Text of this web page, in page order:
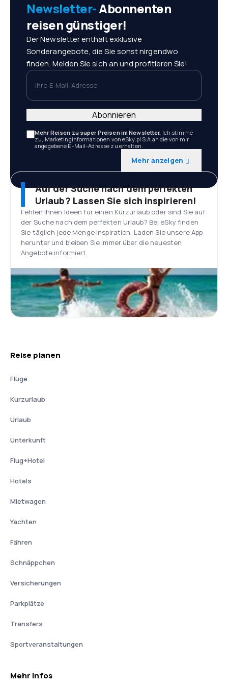
Newsletter-Abonnenten
reisen günstiger!
Der Newsletter enthält exklusive
Sonderangebote, die Sie sonst nirgendwo
finden. Melden Sie sich an und profitieren Sie!
Ihre E-Mail-Adresse
Mehr Reisen zu super Preisen im Newsletter. Ich stimme
zu, Marketinginformationen von eSky.pl S.A an die von mir
angegebene E-Mail-Adresse zu erhalten.
Mehr anzeigen
Abonnieren
Auf der Suche nach dem perfekten
Urlaub? Lassen Sie sich inspirieren!
Fehlen Ihnen Ideen für einen Kurzurlaub oder sind Sie auf
der Suche nach dem perfekten Urlaub? Bei eSky finden
Sie täglich jede Menge Inspiration. Laden Sie unsere App
herunter und bleiben Sie immer über die neuesten
Angebote informiert.
Reise planen
Flüge
Kurzurlaub
Urlaub
Unterkunft
Flug+Hotel
Hotels
Mietwagen
Yachten
Fähren
Schnäppchen
Versicherungen
Parkplätze
Transfers
Sportveranstaltungen
Mehr Infos